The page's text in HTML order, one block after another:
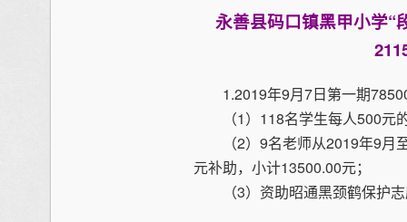
永善县码口镇黑甲小学“
1.2019年9月7日第一期
（1）118名学生每人500元
（2）9名老师从2019年9月
元补助，小计13500.00元；
（3）资助昭通黑颈鹤保护志